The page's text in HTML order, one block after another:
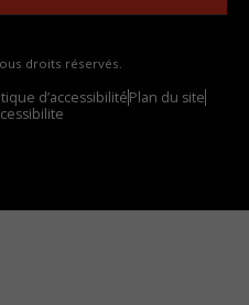
droits réservés.
d’accessibilitéPlan du site